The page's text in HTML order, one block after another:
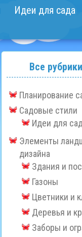
Идеи для сада
Все
Планирование
Садовые стили
Идеи для
Элементы
дизайна
Здания и
Газоны
Цветники и
Деревья и
Заборы и